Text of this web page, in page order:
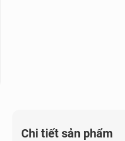
Chi tiết sản phẩm